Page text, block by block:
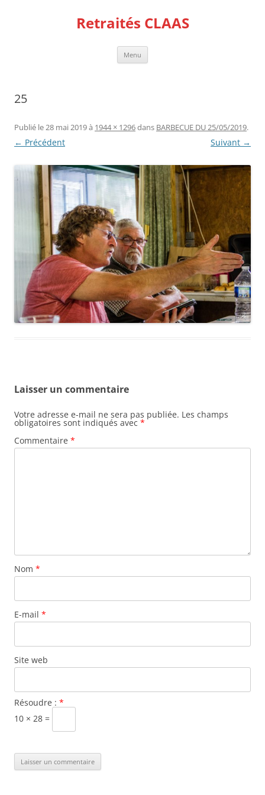
Retraités CLAAS
Menu
25
Publié le28 mai 2019à 1944 × 1296dans BARBECUE DU 25/05/2019.
← Précédent Suivant →
Laisser un commentaire
Votre adresse e-mail ne sera pas publiée. Les champs
obligatoires sont indiqués avec *
Commentaire *
Nom *
E-mail *
Site web
Résoudre : *
10 × 28 =